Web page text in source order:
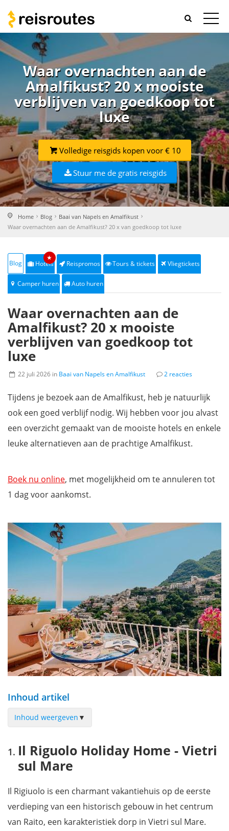
Waar overnachten aan de
Amalfikust? 20 x mooiste
verblijven van goedkoop tot
luxe
Volledige reisgids kopen voor € 10
Stuur me de gratis reisgids
Home Blog
Baai van Napels en Amalfikust
Waar overnachten aan de Amalfikust? 20 x van goedkoop tot luxe
Blog Hotels
★
Reispromos Tours & tickets Vliegtickets
Camper huren Auto huren
Waar overnachten aan de
Amalfikust? 20 x mooiste
verblijven van goedkoop tot
luxe
22 juli 2026 in Baai van Napels en Amalfikust 2 reacties
Tijdens je bezoek aan de Amalfikust, heb je natuurlijk
ook een goed verblijf nodig. Wij hebben voor jou alvast
een overzicht gemaakt van de mooiste hotels en enkele
leuke alternatieven aan de prachtige Amalfikust.
Boek nu online, met mogelijkheid om te annuleren tot
1 dag voor aankomst.
Inhoud artikel
Inhoud weergeven ▼
Lloyd's Baia Hotel - Vietri sul Mare
Bella Baia Campsite - Maiori
Hotel Palazzo Murat - Positano
Casa Buonocore - Positano
Il Riguolo Holiday Home - Vietri
sul Mare
Il Rigiuolo is een charmant vakantiehuis op de eerste
verdieping van een historisch gebouw in het centrum
van Raito, een karakteristiek dorp in Vietri sul Mare.